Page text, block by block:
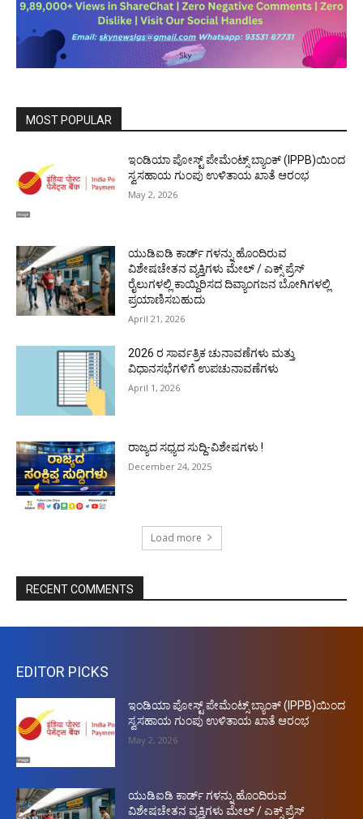
MOST POPULAR
ಇಂಡಿಯಾ ಪೋಸ್ಟ್ ಪೇಮೆಂಟ್ಸ್ ಬ್ಯಾಂಕ್ (IPPB)ಯಿಂದ
ಸ್ವಸಹಾಯ ಗುಂಪು ಉಳಿತಾಯ ಖಾತೆ ಆರಂಭ
May 2, 2026
ಯುಡಿಐಡಿ ಕಾರ್ಡ್ ಗಳನ್ನು ಹೊಂದಿರುವ
ವಿಶೇಷಚೇತನ ವ್ಯಕ್ತಿಗಳು ಮೇಲ್ / ಎಕ್ಸ್ ಪ್ರೆಸ್
ರೈಲುಗಳಲ್ಲಿ ಕಾಯ್ದಿರಿಸದ ದಿವ್ಯಾಂಗಜನ ಬೋಗಿಗಳಲ್ಲಿ
ಪ್ರಯಾಣಿಸಬಹುದು
April 21, 2026
2026 ರ ಸಾರ್ವತ್ರಿಕ ಚುನಾವಣೆಗಳು ಮತ್ತು
ವಿಧಾನಸಭೆಗಳಿಗೆ ಉಪಚುನಾವಣೆಗಳು
April 1, 2026
ರಾಜ್ಯದ ಸಧ್ಯದ ಸುದ್ದಿ-ವಿಶೇಷಗಳು !
December 24, 2025
Load more
RECENT COMMENTS
EDITOR PICKS
ಇಂಡಿಯಾ ಪೋಸ್ಟ್ ಪೇಮೆಂಟ್ಸ್ ಬ್ಯಾಂಕ್ (IPPB)ಯಿಂದ
ಸ್ವಸಹಾಯ ಗುಂಪು ಉಳಿತಾಯ ಖಾತೆ ಆರಂಭ
May 2, 2026
ಯುಡಿಐಡಿ ಕಾರ್ಡ್ ಗಳನ್ನು ಹೊಂದಿರುವ
ವಿಶೇಷಚೇತನ ವ್ಯಕ್ತಿಗಳು ಮೇಲ್ / ಎಕ್ಸ್ ಪ್ರೆಸ್